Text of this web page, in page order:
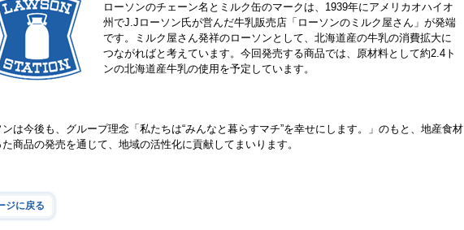
ローソンのチェーン名とミルク缶のマークは、1939年にアメリカオハイオ
州でJ.Jローソン氏が営んだ牛乳販売店「ローソンのミルク屋さん」が発端
です。ミルク屋さん発祥のローソンとして、北海道産の牛乳の消費拡大に
つながればと考えています。今回発売する商品では、原材料として約2.4ト
ンの北海道産牛乳の使用を予定しています。
ンは今後も、グループ理念「私たちは“みんなと暮らすマチ”を幸せにします。」のもと、地産食材
た商品の発売を通じて、地域の活性化に貢献してまいります。
ジに戻る